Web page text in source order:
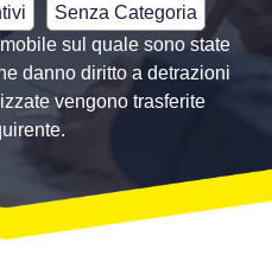
Senza Categoria
sul quale sono state
danno diritto a detrazioni
vengono trasferite